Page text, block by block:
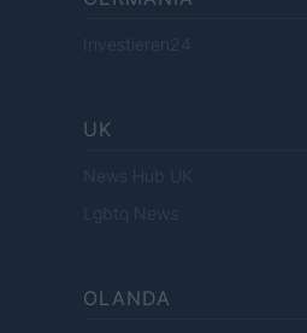
Investieren24
UK
News Hub UK
Lgbtq News
OLANDA